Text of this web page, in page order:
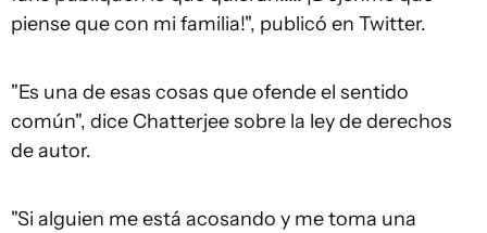
piense que con mi familia!", publicó en Twitter.
"Es una de esas cosas que ofende el sentido
común", dice Chatterjee sobre la ley de derechos
de autor.
"Si alguien me está acosando y me toma una